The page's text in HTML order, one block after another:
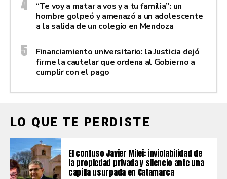
“Te voy a matar a vos y a tu familia”: un
hombre golpeó y amenazó a un adolescente
a la salida de un colegio en Mendoza
Financiamiento universitario: la Justicia dejó
firme la cautelar que ordena al Gobierno a
cumplir con el pago
LO QUE TE PERDISTE
El confuso Javier Milei: inviolabilidad de
la propiedad privada y silencio ante una
capilla usurpada en Catamarca